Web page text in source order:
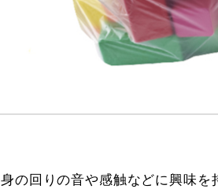
身の回りの音や感触などに興味を